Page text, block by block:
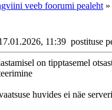
veeb foorumi pealeht »
11:39 postituse
on tipptasemel
huvides ei näe